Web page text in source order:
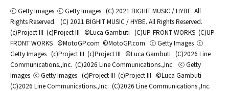
ⓒ Getty Images ⓒ Getty Images (C) 2021 BIGHIT MUSIC / HYBE. All
Rights Reserved. (C) 2021 BIGHIT MUSIC / HYBE. All Rights Reserved.
(c)Project III (c)Project III ©Luca Gambuti (C)UP-FRONT WORKS (C)UP-
FRONT WORKS ©MotoGP.com ©MotoGP.com ⓒ Getty Images ⓒ
Getty Images (c)Project III (c)Project III ©Luca Gambuti (C)2026 Line
Communications.,Inc. (C)2026 Line Communications.,Inc. ⓒ Getty
Images ⓒ Getty Images (c)Project III (c)Project III ©Luca Gambuti
(C)2026 Line Communications.,Inc. (C)2026 Line Communications.,Inc.